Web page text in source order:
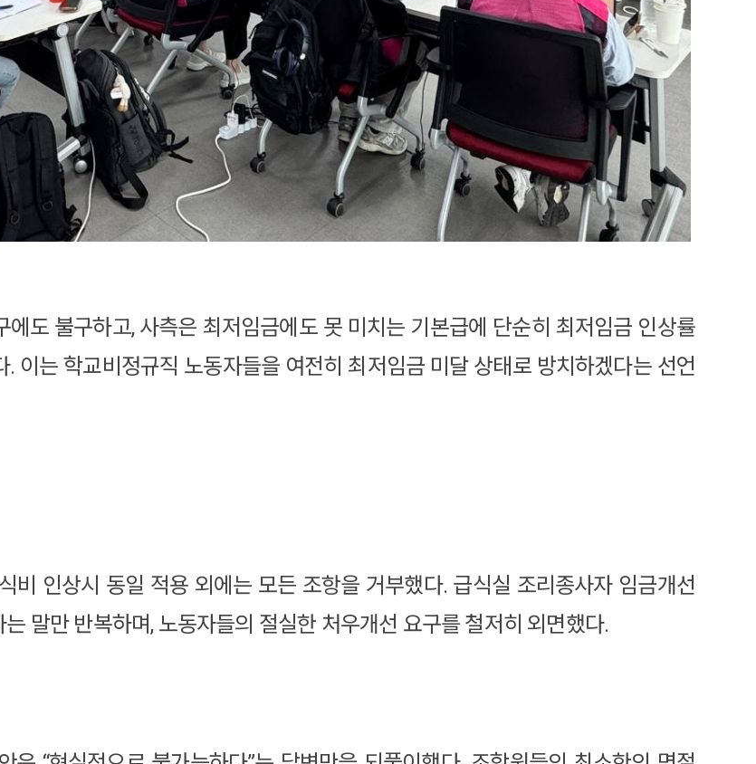
도 불구하고, 사측은 최저임금에도 못 미치는 기본급에 단순히 최저임금 인상률
이는 학교비정규직 노동자들을 여전히 최저임금 미달 상태로 방치하겠다는 선언
비 인상시 동일 적용 외에는 모든 조항을 거부했다. 급식실 조리종사자 임금개선
말만 반복하며, 노동자들의 절실한 처우개선 요구를 철저히 외면했다.